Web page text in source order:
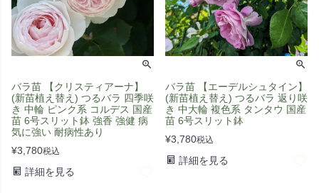
バラ苗 【クリスティアーナ】
(新苗植え替え) つるバラ 四季咲
き 中輪 ピンク系 コルデス 国産
苗 6号スリット鉢 強香 強健 病
気に強い 耐病性あり
¥3,780税込
詳細を見る
バラ苗 【エーデルシュタイン】
(新苗植え替え) つるバラ 返り咲
き 中大輪 複色系 タンタウ 国産
苗 6号スリット鉢
¥3,780税込
詳細を見る